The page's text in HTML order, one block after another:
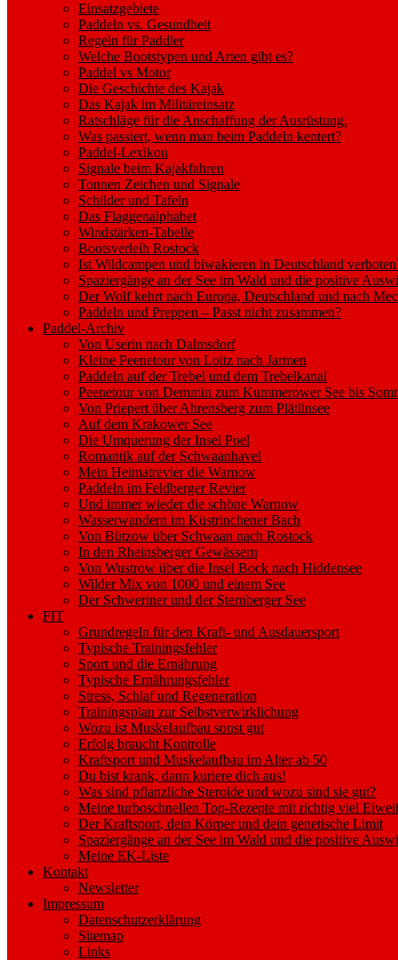
Einsatzgebiete
Paddeln vs. Gesundheit
Regeln für Paddler
Welche Bootstypen und Arten gibt es?
Paddel vs Motor
Die Geschichte des Kajak
Das Kajak im Militäreinsatz
Ratschläge für die Anschaffung der Ausrüstung.
Was passiert, wenn man beim Paddeln kentert?
Paddel-Lexikon
Signale beim Kajakfahren
Tonnen Zeichen und Signale
Schilder und Tafeln
Das Flaggenalphabet
Windstärken-Tabelle
Bootsverleih Rostock
Ist Wildcampen und biwakieren in Deutschland
Spaziergänge an der See im Wald und die positive
Der Wolf kehrt nach Europa, Deutschland und nach
Paddeln und Preppen – Passt nicht zusammen?
Paddel-Archiv
Von Userin nach Dalmsdorf
Kleine Peenetour von Loitz nach Jarmen
Paddeln auf der Trebel und dem Trebelkanal
Peenetour von Demmin zum Kummerower See bis
Von Priepert über Ahrensberg zum Plätlinsee
Auf dem Krakower See
Die Umquerung der Insel Poel
Romantik auf der Schwaanhavel
Mein Heimatrevier die Warnow
Paddeln im Feldberger Revier
Und immer wieder die schöne Warnow
Wasserwandern im Küstrinchener Bach
Von Bützow über Schwaan nach Rostock
In den Rheinsberger Gewässern
Von Wustrow über die Insel Bock nach Hiddensee
Wilder Mix von 1000 und einem See
Der Schweriner und der Sternberger See
FIT
Grundregeln für den Kraft- und Ausdauersport
Typische Trainingsfehler
Sport und die Ernährung
Typische Ernährungsfehler
Stress, Schlaf und Regeneration
Trainingsplan zur Selbstverwirklichung
Wozu ist Muskelaufbau sonst gut
Erfolg braucht Kontrolle
Kraftsport und Muskelaufbau im Alter ab 50
Du bist krank, dann kuriere dich aus!
Was sind pflanzliche Steroide und wozu sind sie gut?
Meine turboschnellen Top-Rezepte mit richtig viel
Der Kraftsport, dein Körper und dein genetische Limit
Spaziergänge an der See im Wald und die positive
Meine EK-Liste
Kontakt
Newsletter
Impressum
Datenschutzerklärung
Sitemap
Links